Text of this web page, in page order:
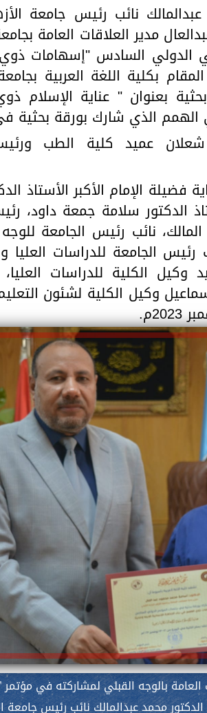
نائب رئيس جامعة
مدير العلاقات العامة
الدولي السادس "إسهامات
بكلية اللغة العربية
بعنوان " عناية الإسلام
الهمم الذي شارك بورقة بحثية
شعلان عميد كلية الطب
فضيلة الإمام الأكبر الأستاذ
الدكتور سلامة جمعة داود،
نائب رئيس الجامعة
الجامعة للدراسات العليا
وكيل الكلية للدراسات
وكيل الكلية لشئون
العامة بالوجه القبلي لمشاركته في
محمد عبدالمالك نائب رئيس جامعة